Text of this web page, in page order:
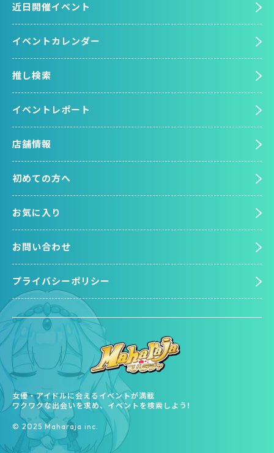
女優・アイドルに会えるイベントが満載
ワクワクな出会いを求め、イベントを検索しよう!
©︎ 2025 Maharaja inc.
近日開催イベント
イベントカレンダー
推し検索
イベントレポート
店舗情報
初めての方へ
お気に入り
お問い合わせ
プライバシーポリシー